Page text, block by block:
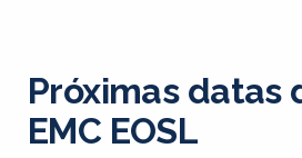
Próximas datas
EMC EOSL